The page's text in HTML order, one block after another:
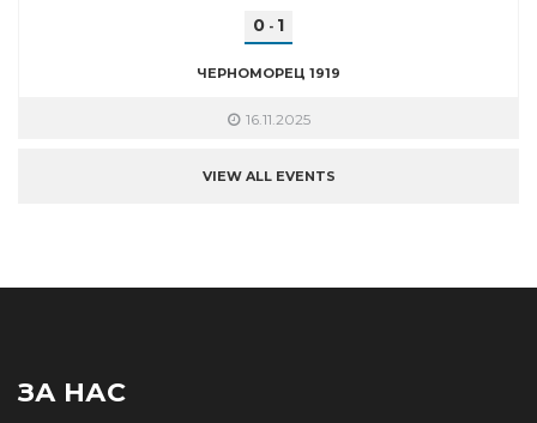
0 - 1
ЧЕРНОМОРЕЦ 1919
16.11.2025
VIEW ALL EVENTS
ЗА НАС